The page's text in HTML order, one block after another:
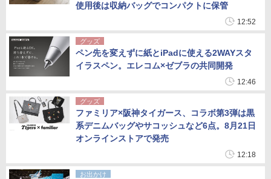
使用後は収納バッグでコンパクトに保管
12:52
グッズ
ペン先を変えずに紙とiPadに使える2WAYスタ
イラスペン。エレコム×ゼブラの共同開発
12:46
グッズ
ファミリア×阪神タイガース、コラボ第3弾は黒
系デニムバッグやサコッシュなど6点。8月21日
オンラインストアで発売
12:18
お出かけ